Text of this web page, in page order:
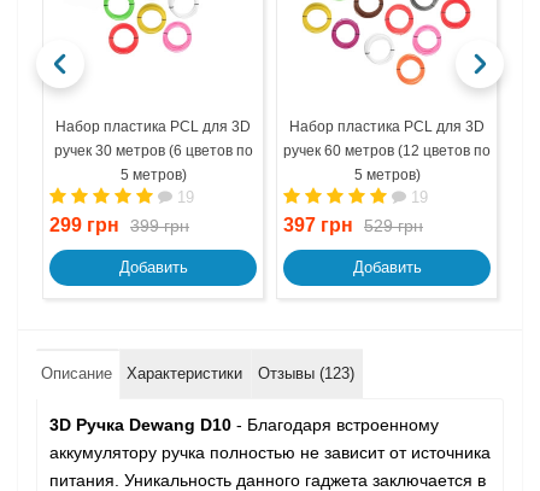
Набор пластика PCL для 3D
ручек 30 метров (6 цветов по
5 метров)
19
299 грн 399 грн
Добавить
Набор пластика PCL для 3D
ручек 60 метров (12 цветов по
5 метров)
19
397 грн 529 грн
Добавить
Описание Характеристики Отзывы (123)
3D Ручка Dewang D10 - Благодаря встроенному
аккумулятору ручка полностью не зависит от источника
питания. Уникальность данного гаджета заключается в